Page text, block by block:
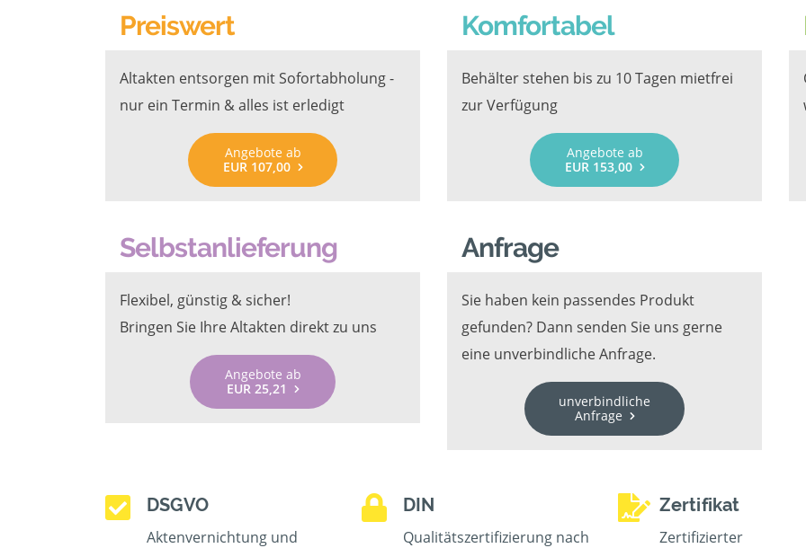
Preiswert
Altakten entsorgen mit Sofortabholung -
nur ein Termin & alles ist erledigt
Angebote ab
EUR 107,00
Komfortabel
Behälter stehen bis zu 10 Tagen mietfrei
zur Verfügung
Angebote ab
EUR 153,00
Selbstanlieferung
Flexibel, günstig & sicher!
Bringen Sie Ihre Altakten direkt zu uns
Angebote ab
EUR 25,21
Anfrage
Sie haben kein passendes Produkt
gefunden? Dann senden Sie uns gerne
eine unverbindliche Anfrage.
unverbindliche
Anfrage
DSGVO
Aktenvernichtung und
DIN
Qualitätszertifizierung nach
Zertifikat
Zertifizierter